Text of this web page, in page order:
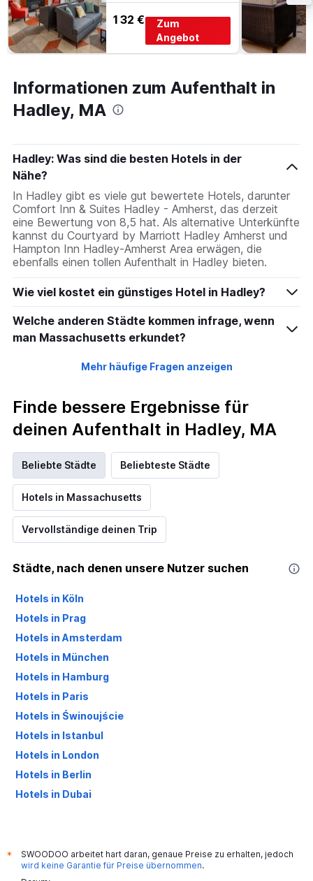
132 €
Zum
Angebot
Informationen zum Aufenthalt in
Hadley, MA
Hadley: Was sind die besten Hotels in der
Nähe?
In Hadley gibt es viele gut bewertete Hotels, darunter
Comfort Inn & Suites Hadley - Amherst, das derzeit
eine Bewertung von 8,5 hat. Als alternative Unterkünfte
kannst du Courtyard by Marriott Hadley Amherst und
Hampton Inn Hadley-Amherst Area erwägen, die
ebenfalls einen tollen Aufenthalt in Hadley bieten.
Wie viel kostet ein günstiges Hotel in Hadley?
Welche anderen Städte kommen infrage, wenn
man Massachusetts erkundet?
Mehr häufige Fragen anzeigen
Finde bessere Ergebnisse für
deinen Aufenthalt in Hadley, MA
Beliebte Städte Beliebteste Städte
Hotels in Massachusetts
Vervollständige deinen Trip
Städte, nach denen unsere Nutzer suchen
Hotels in Köln
Hotels in Prag
Hotels in Amsterdam
Hotels in München
Hotels in Hamburg
Hotels in Paris
Hotels in Świnoujście
Hotels in Istanbul
Hotels in London
Hotels in Berlin
Hotels in Dubai
*
SWOODOO arbeitet hart daran, genaue Preise zu erhalten, jedoch
wird keine Garantie für Preise übernommen.